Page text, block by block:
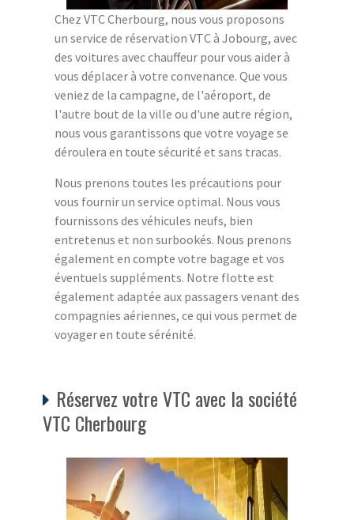
Chez VTC Cherbourg, nous vous proposons
un service de réservation VTC à Jobourg, avec
des voitures avec chauffeur pour vous aider à
vous déplacer à votre convenance. Que vous
veniez de la campagne, de l'aéroport, de
l'autre bout de la ville ou d'une autre région,
nous vous garantissons que votre voyage se
déroulera en toute sécurité et sans tracas.
Nous prenons toutes les précautions pour
vous fournir un service optimal. Nous vous
fournissons des véhicules neufs, bien
entretenus et non surbookés. Nous prenons
également en compte votre bagage et vos
éventuels suppléments. Notre flotte est
également adaptée aux passagers venant des
compagnies aériennes, ce qui vous permet de
voyager en toute sérénité.
Réservez votre VTC avec la société
VTC Cherbourg